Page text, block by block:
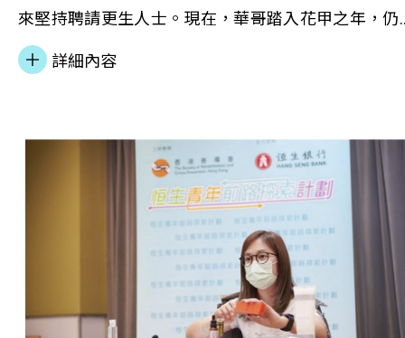
來堅持聘請更生人士。現在，華哥踏入花甲之年，仍
繼續幫助同路人重回正途，陪伴他們走過更生康復之
路， 本會服務使用者、70歲的榮叔近年在華哥的公司
務助理經理司徒杰生先生、華哥及榮叔早前接受無綫
新聞節目《無耆不有》訪問，分享年長更生人士重投
職場的挑戰，以及本會的就業培訓支援服務，冀消除
公眾對更生人士的負面標籤。
詳細內容